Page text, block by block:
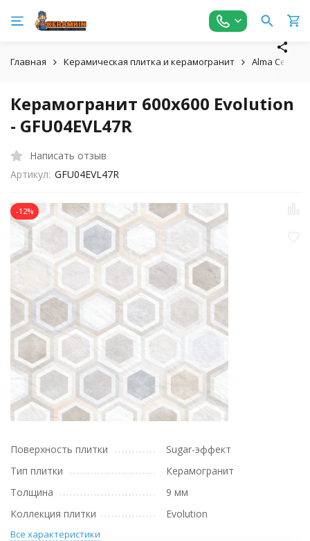
Главная Керамическая плитка и керамогранит Alma
Керамогранит 600x600 Evolution
- GFU04EVL47R
Написать отзыв
Артикул: GFU04EVL47R
-12%
Поверхность плитки
Sugar-эффект
Тип плитки
Керамогранит
Толщина
9 мм
Коллекция плитки
Evolution
Все характеристики